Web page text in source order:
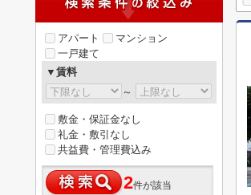
アパート
マンション
一戸建て
▼賃料
～
敷金・保証金なし
礼金・敷引なし
共益費・管理費込み
2件が該当